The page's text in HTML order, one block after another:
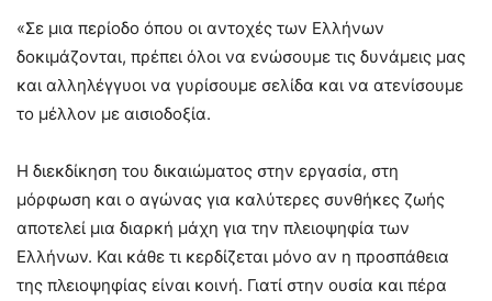
«Σε μια περίοδο όπου οι αντοχές των Ελλήνων
δοκιμάζονται, πρέπει όλοι να ενώσουμε τις δυνάμεις μας
και αλληλέγγυοι να γυρίσουμε σελίδα και να ατενίσουμε
το μέλλον με αισιοδοξία.
Η διεκδίκηση του δικαιώματος στην εργασία, στη
μόρφωση και ο αγώνας για καλύτερες συνθήκες ζωής
αποτελεί μια διαρκή μάχη για την πλειοψηφία των
Ελλήνων. Και κάθε τι κερδίζεται μόνο αν η προσπάθεια
της πλειοψηφίας είναι κοινή. Γιατί στην ουσία και πέρα